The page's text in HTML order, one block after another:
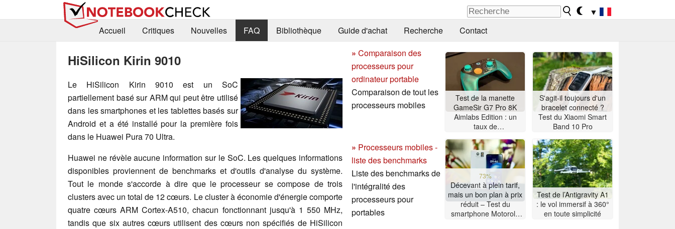
▼
Accueil
Critiques Nouvelles FAQ Bibliothèque Guide d'achat Recherche Contact
HiSilicon Kirin 9010
Le HiSilicon Kirin 9010 est un SoC
partiellement basé sur ARM qui peut être utilisé
dans les smartphones et les tablettes basés sur
Android et a été installé pour la première fois
dans le Huawei Pura 70 Ultra.
Huawei ne révèle aucune information sur le SoC. Les quelques informations
disponibles proviennent de benchmarks et d'outils d'analyse du système.
Tout le monde s'accorde à dire que le processeur se compose de trois
clusters avec un total de 12 cœurs. Le cluster à économie d'énergie comporte
quatre cœurs ARM Cortex-A510, chacun fonctionnant jusqu'à 1 550 MHz,
tandis que six autres cœurs utilisent des cœurs non spécifiés de HiSilicon
» Comparaison des
processeurs pour
ordinateur portable
Comparaison de tout les
processeurs mobiles
» Processeurs mobiles -
liste des benchmarks
Liste des benchmarks de
l'intégralité des
processeurs pour
portables
Test de la manette
GameSir G7 Pro 8K
Aimlabs Edition : un
taux de
à petit prix
S'agit-il toujours d'un
bracelet connecté ?
Test du Xiaomi Smart
Band 10 Pro
73%
Décevant à plein tarif,
mais un bon plan à prix
réduit – Test du
smartphone Motorola
Test de l’Antigravity A1
: le vol immersif à 360°
en toute simplicité